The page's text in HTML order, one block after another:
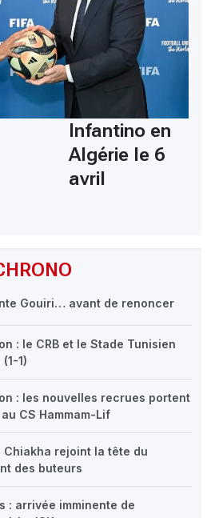
Gouiri… avant de renoncer
: le CRB et le Stade Tunisien
1)
: les nouvelles recrues portent
CS Hammam-Lif
Chiakha rejoint la tête du
des buteurs
: arrivée imminente de
Infantino en
Algérie le 6
avril